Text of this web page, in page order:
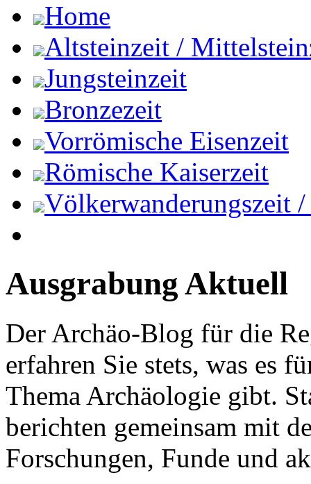
Home
Altsteinzeit /
Jungsteinzeit
Bronzezeit
Vorrömische Eisenzeit
Römische Kaiserzeit
Völkerwanderungszeit
Ausgrabung Aktuell
Der Archäo-Blog für die
erfahren Sie stets, was es
Thema Archäologie gibt.
berichten gemeinsam mit
Forschungen, Funde und